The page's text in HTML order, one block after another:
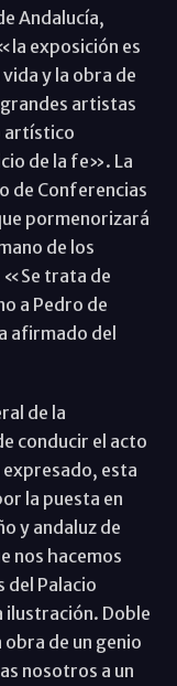
Andalucía,
exposición es
y la obra de
grandes artistas
artístico
de la fe». La
de Conferencias
pormenorizará
de los
«Se trata de
a Pedro de
afirmado del
de la
conducir el acto
expresado, esta
la puesta en
y andaluz de
nos hacemos
del Palacio
ilustración. Doble
de un genio
nosotros a un